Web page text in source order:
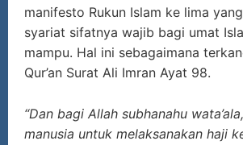
manifesto Rukun Islam ke lima
syariat sifatnya wajib bagi umat
mampu. Hal ini sebagaimana
Qur’an Surat Ali Imran Ayat 98.
“Dan bagi Allah subhanahu
manusia untuk melaksanakan haji